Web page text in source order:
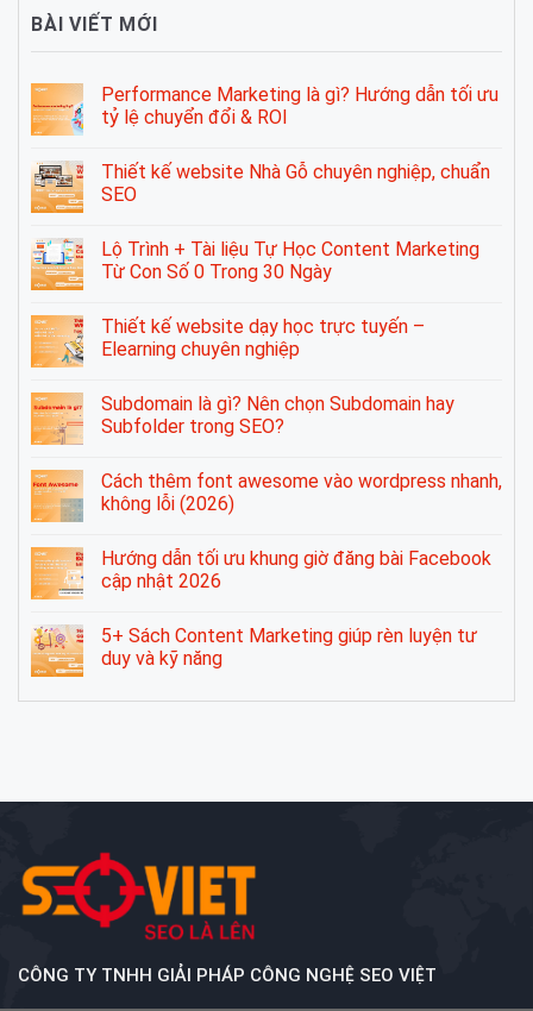
BÀI VIẾT MỚI
Performance Marketing là gì? Hướng dẫn tối ưu
tỷ lệ chuyển đổi & ROI
Thiết kế website Nhà Gỗ chuyên nghiệp, chuẩn
SEO
Lộ Trình + Tài liệu Tự Học Content Marketing
Từ Con Số 0 Trong 30 Ngày
Thiết kế website dạy học trực tuyến –
Elearning chuyên nghiệp
Subdomain là gì? Nên chọn Subdomain hay
Subfolder trong SEO?
Cách thêm font awesome vào wordpress nhanh,
không lỗi (2026)
Hướng dẫn tối ưu khung giờ đăng bài Facebook
cập nhật 2026
5+ Sách Content Marketing giúp rèn luyện tư
duy và kỹ năng
CÔNG TY TNHH GIẢI PHÁP CÔNG NGHỆ SEO VIỆT